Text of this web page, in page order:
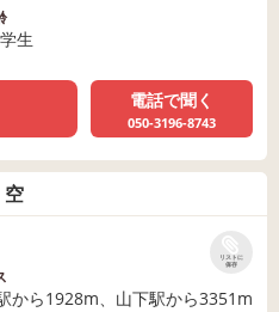
生
電話で聞く
050-3196-8743
リストに
保存
から1928m、山下駅から3351m